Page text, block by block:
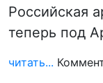
Российская
теперь под
читать...